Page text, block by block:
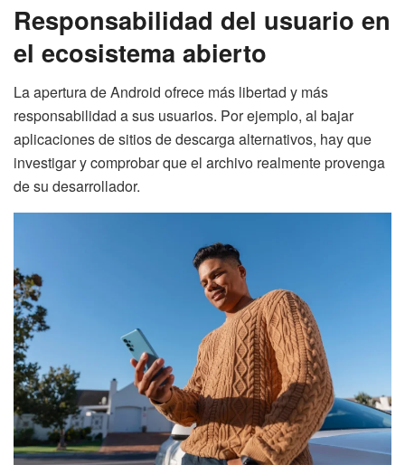
Responsabilidad del usuario en
el ecosistema abierto
La apertura de Android ofrece más libertad y más
responsabilidad a sus usuarios. Por ejemplo, al bajar
aplicaciones de sitios de descarga alternativos, hay que
investigar y comprobar que el archivo realmente provenga
de su desarrollador.